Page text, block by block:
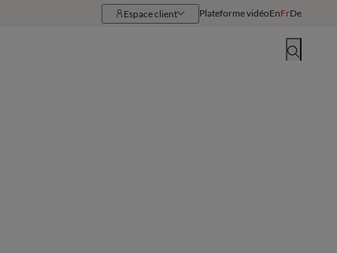
Espace client Plateforme vidéoEnFrDe